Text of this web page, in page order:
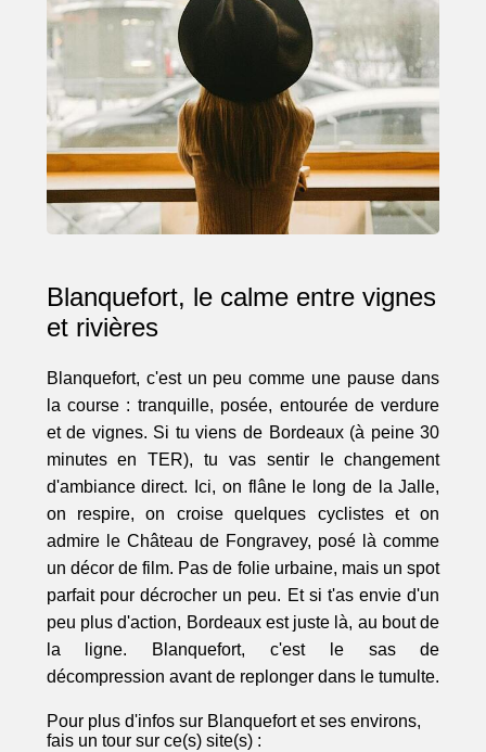
Blanquefort, le calme entre vignes
et rivières
Blanquefort, c'est un peu comme une pause dans
la course : tranquille, posée, entourée de verdure
et de vignes. Si tu viens de Bordeaux (à peine 30
minutes en TER), tu vas sentir le changement
d'ambiance direct. Ici, on flâne le long de la Jalle,
on respire, on croise quelques cyclistes et on
admire le Château de Fongravey, posé là comme
un décor de film. Pas de folie urbaine, mais un spot
parfait pour décrocher un peu. Et si t'as envie d'un
peu plus d'action, Bordeaux est juste là, au bout de
la ligne. Blanquefort, c'est le sas de
décompression avant de replonger dans le tumulte.
Pour plus d'infos sur Blanquefort et ses environs,
fais un tour sur ce(s) site(s) :